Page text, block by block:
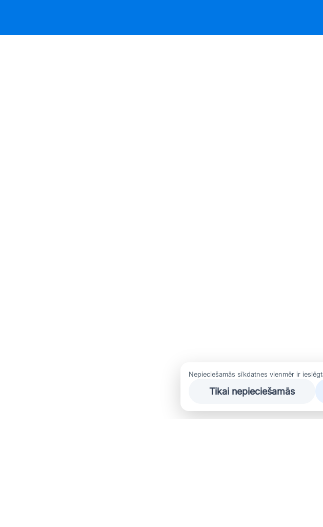
Nepieciešamās sīkdatnes vienmēr ir
Tikai nepieciešamās